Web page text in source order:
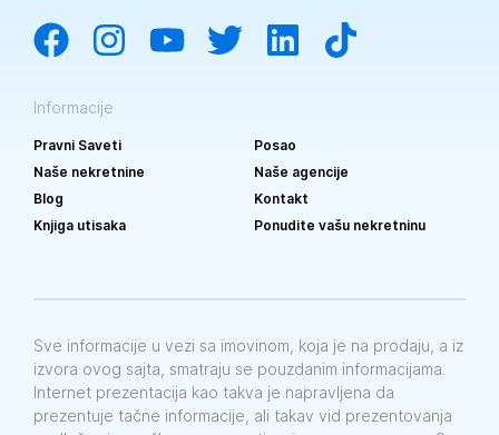
Informacije
Pravni Saveti
Posao
Naše nekretnine
Naše agencije
Blog
Kontakt
Knjiga utisaka
Ponudite vašu nekretninu
Sve informacije u vezi sa imovinom, koja je na prodaju, a iz
izvora ovog sajta, smatraju se pouzdanim informacijama.
Internet prezentacija kao takva je napravljena da
prezentuje tačne informacije, ali takav vid prezentovanja